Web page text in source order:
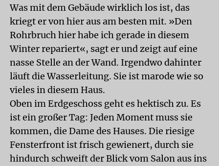
Was mit dem Gebäude wirklich los ist, das
kriegt er von hier aus am besten mit. »Den
Rohrbruch hier habe ich gerade in diesem
Winter repariert«, sagt er und zeigt auf eine
nasse Stelle an der Wand. Irgendwo dahinter
läuft die Wasserleitung. Sie ist marode wie so
vieles in diesem Haus.
Oben im Erdgeschoss geht es hektisch zu. Es
ist ein großer Tag: Jeden Moment muss sie
kommen, die Dame des Hauses. Die riesige
Fensterfront ist frisch gewienert, durch sie
hindurch schweift der Blick vom Salon aus ins